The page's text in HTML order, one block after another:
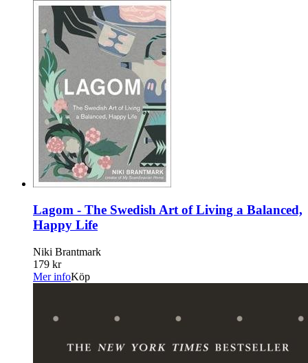
Lagom - The Swedish Art of Living a Balanced,
Happy Life
Niki Brantmark
179 kr
Mer infoKöp